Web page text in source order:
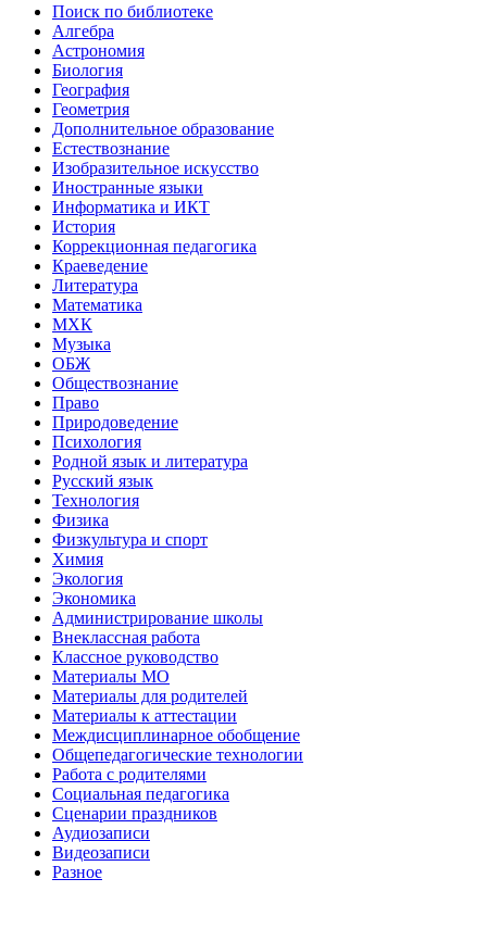
Поиск по библиотеке
Алгебра
Астрономия
Биология
География
Геометрия
Дополнительное образование
Естествознание
Изобразительное искусство
Иностранные языки
Информатика и ИКТ
История
Коррекционная педагогика
Краеведение
Литература
Математика
МХК
Музыка
ОБЖ
Обществознание
Право
Природоведение
Психология
Родной язык и литература
Русский язык
Технология
Физика
Физкультура и спорт
Химия
Экология
Экономика
Администрирование школы
Внеклассная работа
Классное руководство
Материалы МО
Материалы для родителей
Материалы к аттестации
Междисциплинарное обобщение
Общепедагогические технологии
Работа с родителями
Социальная педагогика
Сценарии праздников
Аудиозаписи
Видеозаписи
Разное